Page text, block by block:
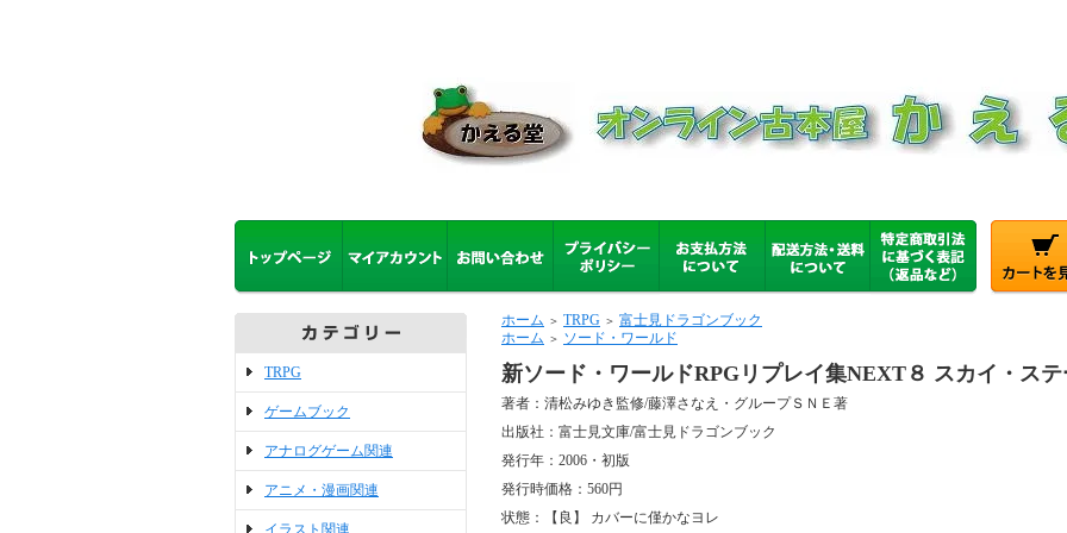
TRPG
ゲームブック
アナログゲーム関連
アニメ・漫画関連
イラスト関連
ホーム ＞ TRPG ＞ 富士見ドラゴンブック
ホーム ＞ ソード・ワールド
新ソード・ワールドRPGリプレイ集NEXT８ スカイ・ステ
著者：清松みゆき監修/藤澤さなえ・グループＳＮＥ著
出版社：富士見文庫/富士見ドラゴンブック
発行年：2006・初版
発行時価格：560円
状態：【良】 カバーに僅かなヨレ